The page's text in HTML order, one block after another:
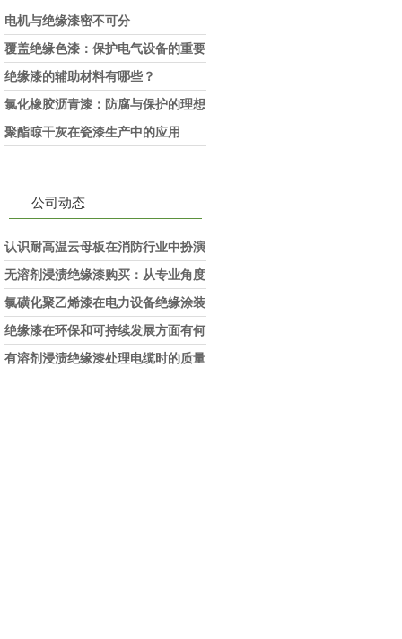
电机与绝缘漆密不可分
覆盖绝缘色漆：保护电气设备的重要
屏障
绝缘漆的辅助材料有哪些？
氯化橡胶沥青漆：防腐与保护的理想
选择
聚酯晾干灰在瓷漆生产中的应用
公司动态
认识耐高温云母板在消防行业中扮演
的角色
无溶剂浸渍绝缘漆购买：从专业角度
看如何选择
氯磺化聚乙烯漆在电力设备绝缘涂装
中的实际应用效果
绝缘漆在环保和可持续发展方面有何
考虑？
有溶剂浸渍绝缘漆处理电缆时的质量